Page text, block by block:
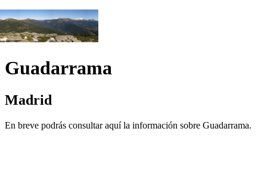
Guadarrama
Madrid
En breve podrás consultar aquí la información sobre Guadarrama.